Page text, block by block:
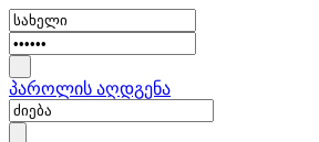
პაროლის აღდგენა